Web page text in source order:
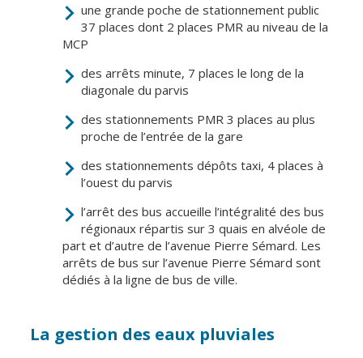
une grande poche de stationnement public
37 places dont 2 places PMR au niveau de la
MCP
des arrêts minute, 7 places le long de la
diagonale du parvis
des stationnements PMR 3 places au plus
proche de l’entrée de la gare
des stationnements dépôts taxi, 4 places à
l’ouest du parvis
l’arrêt des bus accueille l’intégralité des bus
régionaux répartis sur 3 quais en alvéole de
part et d’autre de l’avenue Pierre Sémard. Les
arrêts de bus sur l’avenue Pierre Sémard sont
dédiés à la ligne de bus de ville.
La gestion des eaux pluviales